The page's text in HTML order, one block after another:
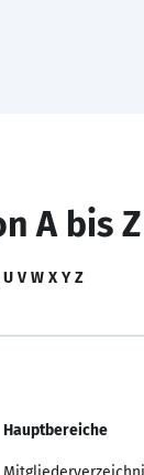
A bis Z
U V W X Y Z
Hauptbereiche